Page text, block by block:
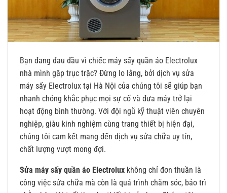
Bạn đang đau đầu vì chiếc máy sấy quần áo Electrolux
nhà mình gặp trục trặc? Đừng lo lắng, bởi dịch vụ sửa
máy sấy Electrolux tại Hà Nội của chúng tôi sẽ giúp bạn
nhanh chóng khắc phục mọi sự cố và đưa máy trở lại
hoạt động bình thường. Với đội ngũ kỹ thuật viên chuyên
nghiệp, giàu kinh nghiệm cùng trang thiết bị hiện đại,
chúng tôi cam kết mang đến dịch vụ sửa chữa uy tín,
chất lượng vượt mong đợi.
Sửa máy sấy quần áo Electrolux không chỉ đơn thuần là
công việc sửa chữa mà còn là quá trình chăm sóc, bảo trì